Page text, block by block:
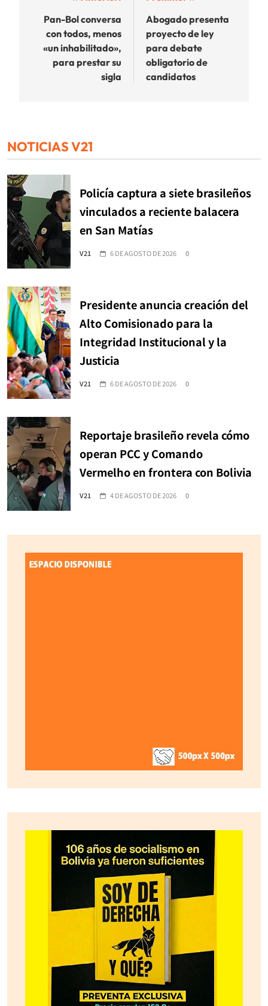
de
entradas
Pan-Bol conversa
con todos, menos
«un inhabilitado»,
para prestar su
sigla
Abogado presenta
proyecto de ley
para debate
obligatorio de
candidatos
NOTICIAS V21
Policía captura a siete brasileños
vinculados a reciente balacera
en San Matías
V21 6 DE AGOSTO DE 2026 0
Presidente anuncia creación del
Alto Comisionado para la
Integridad Institucional y la
Justicia
V21 6 DE AGOSTO DE 2026 0
Reportaje brasileño revela cómo
operan PCC y Comando
Vermelho en frontera con Bolivia
V21 4 DE AGOSTO DE 2026 0